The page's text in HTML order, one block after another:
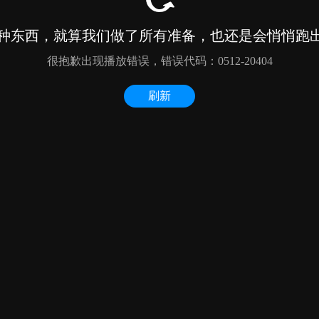
东西，就算我们做了所有准备，也还是会悄悄跑
很抱歉出现播放错误，错误代码：0512-20404
刷新